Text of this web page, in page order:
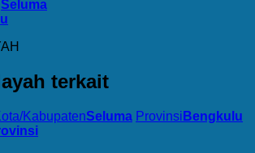
Seluma
terkait
KabupatenSeluma Provinsi Bengkulu